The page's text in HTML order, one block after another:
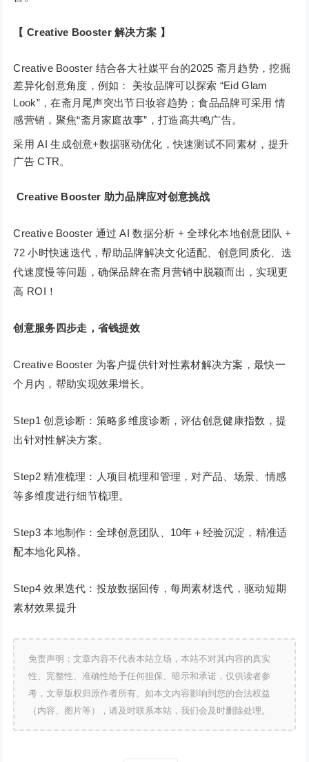
【 Creative Booster 解决方案 】
Creative Booster 结合各大社媒平台的2025 斋月趋势，挖掘
差异化创意角度，例如： 美妆品牌可以探索 “Eid Glam
Look”，在斋月尾声突出节日妆容趋势；食品品牌可采用 情
感营销，聚焦“斋月家庭故事”，打造高共鸣广告。
采用 AI 生成创意+数据驱动优化，快速测试不同素材，提升
广告 CTR。
Creative Booster 助力品牌应对创意挑战
Creative Booster 通过 AI 数据分析 + 全球化本地创意团队 +
72 小时快速迭代，帮助品牌解决文化适配、创意同质化、迭
代速度慢等问题，确保品牌在斋月营销中脱颖而出，实现更
高 ROI！
创意服务四步走，省钱提效
Creative Booster 为客户提供针对性素材解决方案，最快一
个月内，帮助实现效果增长。
Step1 创意诊断：策略多维度诊断，评估创意健康指数，提
出针对性解决方案。
Step2 精准梳理：人项目梳理和管理，对产品、场景、情感
等多维度进行细节梳理。
Step3 本地制作：全球创意团队、10年＋经验沉淀，精准适
配本地化风格。
Step4 效果迭代：投放数据回传，每周素材迭代，驱动短期
素材效果提升
免责声明：文章内容不代表本站立场，本站不对其内容的真实
性、完整性、准确性给予任何担保、暗示和承诺，仅供读者参
考，文章版权归原作者所有。如本文内容影响到您的合法权益
（内容、图片等），请及时联系本站，我们会及时删除处理。